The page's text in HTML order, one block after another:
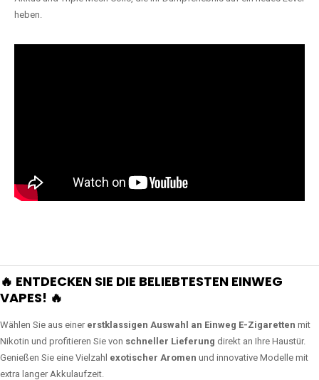
heben.
🔥 ENTDECKEN SIE DIE BELIEBTESTEN EINWEG
VAPES! 🔥
Wählen Sie aus einer erstklassigen Auswahl an Einweg E-Zigaretten mit
Nikotin und profitieren Sie von schneller Lieferung direkt an Ihre Haustür.
Genießen Sie eine Vielzahl exotischer Aromen und innovative Modelle mit
extra langer Akkulaufzeit.